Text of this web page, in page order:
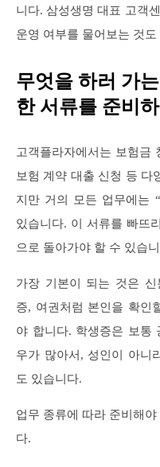
니다. 삼성생명 대표 고객
운영 여부를 물어보는 것도
무엇을 하러 가
한 서류를 준비하
고객플라자에서는 보험금
보험 계약 대출 신청 등 다
지만 거의 모든 업무에는
있습니다. 이 서류를 빠뜨
으로 돌아가야 할 수 있습
가장 기본이 되는 것은 신
증, 여권처럼 본인을 확인
야 합니다. 학생증은 보통
우가 많아서, 성인이 아니
도 있습니다.
업무 종류에 따라 준비해
다.